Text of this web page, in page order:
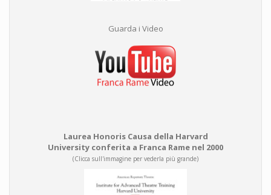
Guarda i Video
Laurea Honoris Causa della Harvard
University conferita a Franca Rame nel 2000
(Clicca sull'immagine per vederla più grande)